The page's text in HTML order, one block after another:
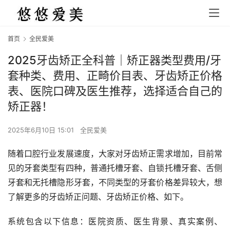
首页 全民爱美
2025牙齿矫正全科普｜矫正器类型费用/牙
套种类、费用、正畸价目表、牙齿矫正价格
表、医院口碑及医生推荐，选择适合自己的
矫正器！
2025年6月10日 15:01 全民爱美
随着口腔行业发展速度，大家对牙齿矫正需求增加，目前常
见的牙套类型有四种，普通托槽牙套、自锁托槽牙套、舌侧
牙套和无托槽隐形牙套，不同类型的牙套价格差异较大，想
了解更多的牙齿矫正问题、牙齿矫正价格、如下。
系统包含以下信息：医院资质、医生背景、真实案例、